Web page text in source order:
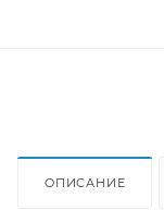
ОПИСАНИЕ